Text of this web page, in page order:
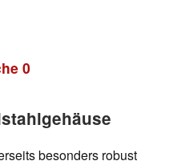
0
besonders robust